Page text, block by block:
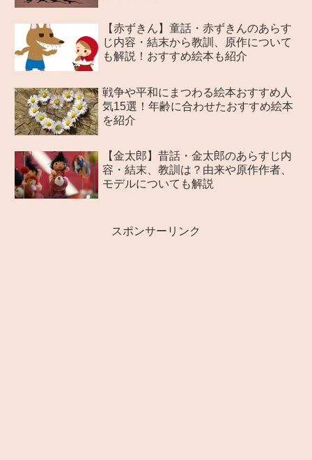
【赤ずきん】童話・赤ずきんのあらす
じ内容・結末から教訓、原作について
も解説！おすすめ絵本も紹介
戦争や平和にまつわる絵本おすすめ人
気15選！年齢に合わせたおすすめ絵本
を紹介
【金太郎】昔話・金太郎のあらすじ内
容・結末、教訓は？由来や原作作者、
モデルについても解説
スポンサーリンク